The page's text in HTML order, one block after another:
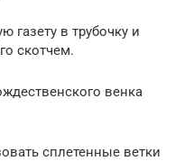
в трубочку и
скотчем.
венка
сплетенные ветки